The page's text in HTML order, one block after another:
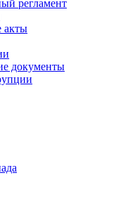
регламент
акты
документы